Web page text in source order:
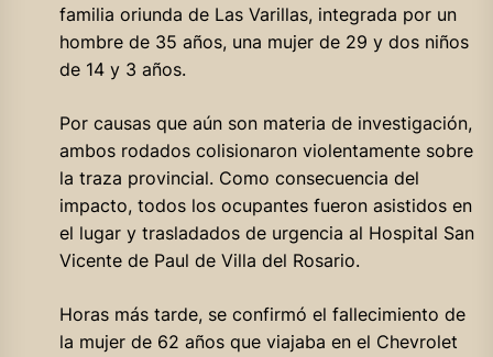
familia oriunda de Las Varillas, integrada por un
hombre de 35 años, una mujer de 29 y dos niños
de 14 y 3 años.
Por causas que aún son materia de investigación,
ambos rodados colisionaron violentamente sobre
la traza provincial. Como consecuencia del
impacto, todos los ocupantes fueron asistidos en
el lugar y trasladados de urgencia al Hospital San
Vicente de Paul de Villa del Rosario.
Horas más tarde, se confirmó el fallecimiento de
la mujer de 62 años que viajaba en el Chevrolet